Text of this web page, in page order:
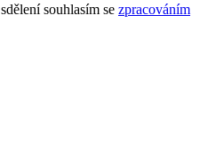
souhlasím se zpracováním